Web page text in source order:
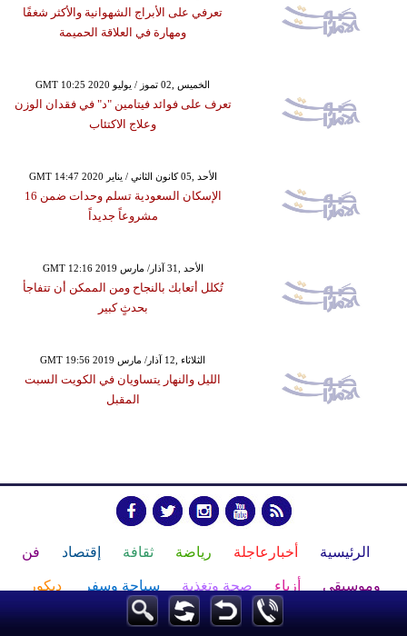
تعرفي على الأبراج الشهوانية والأكثر شغفًا
ومهارة في العلاقة الحميمة
GMT 10:25 2020 الخميس ,02 تموز / يوليو
تعرف على فوائد فيتامين "د" في فقدان الوزن
وعلاج الاكتئاب
GMT 14:47 2020 الأحد ,05 كانون الثاني / يناير
الإسكان السعودية تسلم وحدات ضمن 16
مشروعاً جديداً
GMT 12:16 2019 الأحد ,31 آذار/ مارس
تُكلل أتعابك بالنجاح ومن الممكن أن تتفاجأ
بحدثٍ كبير
GMT 19:56 2019 الثلاثاء ,12 آذار/ مارس
الليل والنهار يتساويان في الكويت السبت
المقبل
الرئيسية أخبارعاجلة رياضة ثقافة إقتصاد فن
وموسيقى أزياء صحة وتغذية سياحة وسفر ديكور
تعليم مرأة علوم وتكنولوجيا